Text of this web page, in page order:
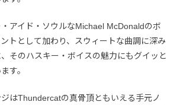
アイド・ソウルなMichael McDonaldのボ
トとして加わり、スウィートな曲調に深み
そのハスキー・ボイスの魅力にもグイッと
す。
はThundercatの真骨頂ともいえる手元ノ